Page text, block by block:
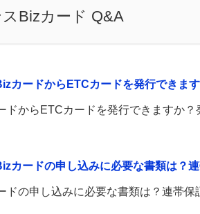
Bizカード Q&A
カードからETCカードを発行できま
ドからETCカードを発行できますか
カードの申し込みに必要な書類は？
ドの申し込みに必要な書類は？連帯保